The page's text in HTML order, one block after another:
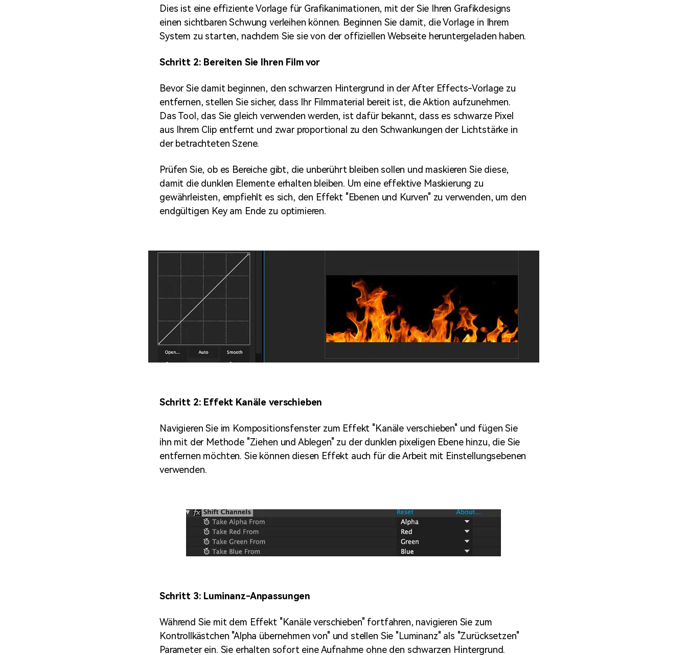
Dies ist eine effiziente Vorlage für Grafikanimationen, mit der Sie Ihren Grafikdesigns
einen sichtbaren Schwung verleihen können. Beginnen Sie damit, die Vorlage in Ihrem
System zu starten, nachdem Sie sie von der offiziellen Webseite heruntergeladen haben.
Schritt 2: Bereiten Sie Ihren Film vor
Bevor Sie damit beginnen, den schwarzen Hintergrund in der After Effects-Vorlage zu
entfernen, stellen Sie sicher, dass Ihr Filmmaterial bereit ist, die Aktion aufzunehmen.
Das Tool, das Sie gleich verwenden werden, ist dafür bekannt, dass es schwarze Pixel
aus Ihrem Clip entfernt und zwar proportional zu den Schwankungen der Lichtstärke in
der betrachteten Szene.
Prüfen Sie, ob es Bereiche gibt, die unberührt bleiben sollen und maskieren Sie diese,
damit die dunklen Elemente erhalten bleiben. Um eine effektive Maskierung zu
gewährleisten, empfiehlt es sich, den Effekt "Ebenen und Kurven" zu verwenden, um den
endgültigen Key am Ende zu optimieren.
Schritt 2: Effekt Kanäle verschieben
Navigieren Sie im Kompositionsfenster zum Effekt "Kanäle verschieben" und fügen Sie
ihn mit der Methode "Ziehen und Ablegen" zu der dunklen pixeligen Ebene hinzu, die Sie
entfernen möchten. Sie können diesen Effekt auch für die Arbeit mit Einstellungsebenen
verwenden.
Schritt 3: Luminanz-Anpassungen
Während Sie mit dem Effekt "Kanäle verschieben" fortfahren, navigieren Sie zum
Kontrollkästchen "Alpha übernehmen von" und stellen Sie "Luminanz" als "Zurücksetzen"
Parameter ein. Sie erhalten sofort eine Aufnahme ohne den schwarzen Hintergrund.